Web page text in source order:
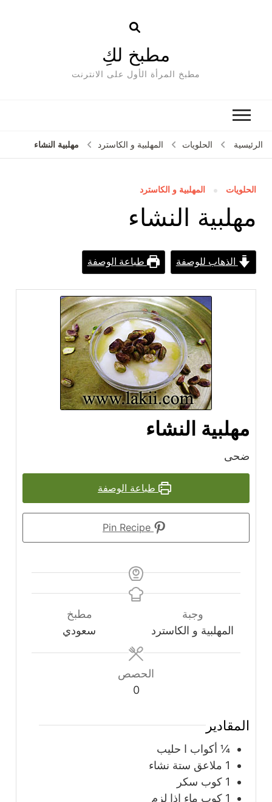
مطبخ لكِ
مطبخ المرأة الأول على الانترنت
الرئيسية الحلويات المهلبية و الكاسترد مهلبية النشاء
الحلويات المهلبية و الكاسترد
مهلبية النشاء
الذهاب للوصفة طباعة الوصفة
مهلبية النشاء
ضحى
طباعة الوصفة
Pin Recipe
وجبة
المهلبية و الكاسترد
مطبخ
سعودي
الحصص
0
المقادير
¼ أكواب ا حليب
1 ملاعق ستة نشاء
1 كوب سكر
1 كوب ماء اذا لزم